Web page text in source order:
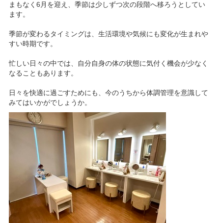
まもなく6月を迎え、季節は少しずつ次の段階へ移ろうとしてい
ます。
季節が変わるタイミングは、生活環境や気候にも変化が生まれや
すい時期です。
忙しい日々の中では、自分自身の体の状態に気付く機会が少なく
なることもあります。
日々を快適に過ごすためにも、今のうちから体調管理を意識して
みてはいかがでしょうか。